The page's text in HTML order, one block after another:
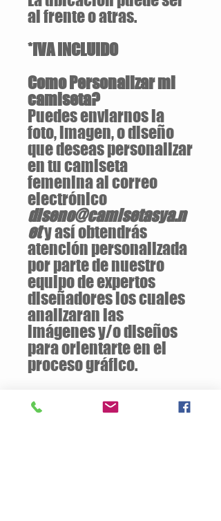
al frente o atras.
*IVA INCLUIDO
Como Personalizar mi
camiseta?
Puedes enviarnos la
foto, imagen, o diseño
que deseas personalizar
en tu camiseta
femenina al correo
electrónico
diseno@camisetasya.n
ety así obtendrás
atención personalizada
por parte de nuestro
equipo de expertos
diseñadores los cuales
analizaran las
imágenes y/o diseños
para orientarte en el
proceso gráfico.
Descuentosa partir de